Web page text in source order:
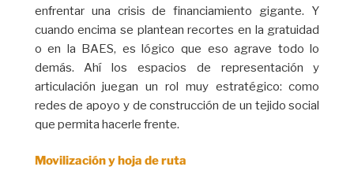
enfrentar una crisis de financiamiento gigante. Y
cuando encima se plantean recortes en la gratuidad
o en la BAES, es lógico que eso agrave todo lo
demás. Ahí los espacios de representación y
articulación juegan un rol muy estratégico: como
redes de apoyo y de construcción de un tejido social
que permita hacerle frente.
Movilización y hoja de ruta